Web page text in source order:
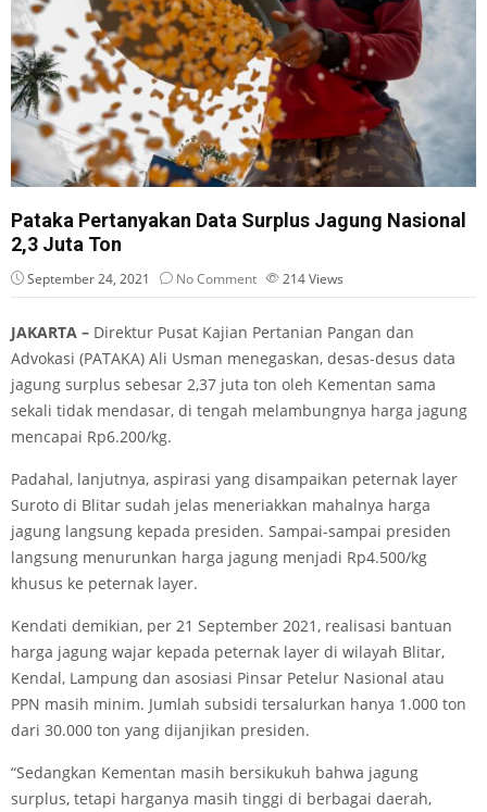
Pataka Pertanyakan Data Surplus Jagung Nasional
2,3 Juta Ton
September 24, 2021 No Comment 214Views
JAKARTA – Direktur Pusat Kajian Pertanian Pangan dan
Advokasi (PATAKA) Ali Usman menegaskan, desas-desus data
jagung surplus sebesar 2,37 juta ton oleh Kementan sama
sekali tidak mendasar, di tengah melambungnya harga jagung
mencapai Rp6.200/kg.
Padahal, lanjutnya, aspirasi yang disampaikan peternak layer
Suroto di Blitar sudah jelas meneriakkan mahalnya harga
jagung langsung kepada presiden. Sampai-sampai presiden
langsung menurunkan harga jagung menjadi Rp4.500/kg
khusus ke peternak layer.
Kendati demikian, per 21 September 2021, realisasi bantuan
harga jagung wajar kepada peternak layer di wilayah Blitar,
Kendal, Lampung dan asosiasi Pinsar Petelur Nasional atau
PPN masih minim. Jumlah subsidi tersalurkan hanya 1.000 ton
dari 30.000 ton yang dijanjikan presiden.
“Sedangkan Kementan masih bersikukuh bahwa jagung
surplus, tetapi harganya masih tinggi di berbagai daerah,